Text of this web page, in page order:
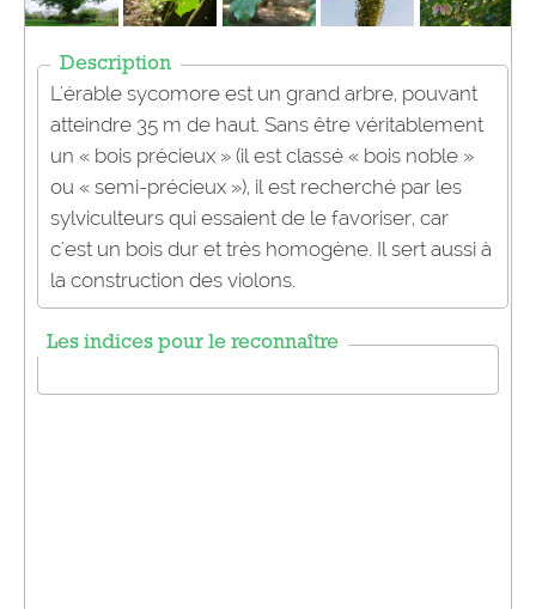
Description
L'érable sycomore est un grand arbre, pouvant
atteindre 35 m de haut. Sans être véritablement
un « bois précieux » (il est classé « bois noble »
ou « semi-précieux »), il est recherché par les
sylviculteurs qui essaient de le favoriser, car
c'est un bois dur et très homogène. Il sert aussi à
la construction des violons.
Les indices pour le reconnaître